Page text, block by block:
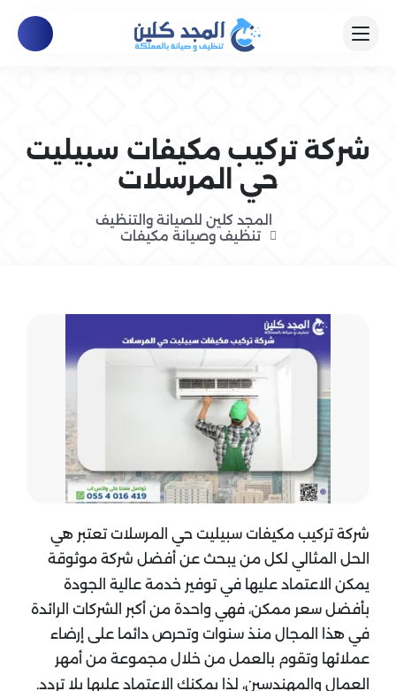
شركة تركيب مكيفات سبيليت
حي المرسلات
المجد كلين للصيانة والتنظيف
تنظيف وصيانة مكيفات
شركة تركيب مكيفات سبيليت حي المرسلات تعتبر هي
الحل المثالي لكل من يبحث عن أفضل شركة موثوقة
يمكن الاعتماد عليها في توفير خدمة عالية الجودة
بأفضل سعر ممكن، فهي واحدة من أكبر الشركات الرائدة
في هذا المجال منذ سنوات وتحرص دائما على إرضاء
عملائها وتقوم بالعمل من خلال مجموعة من أمهر
العمال والمهندسين، لذا يمكنك الاعتماد عليها بلا تردد.